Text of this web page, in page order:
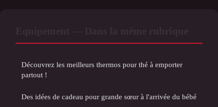
Découvrez les meilleurs thermos pour thé à emporter
partout !
Des idées de cadeau pour grande sœur à l'arrivée du bébé